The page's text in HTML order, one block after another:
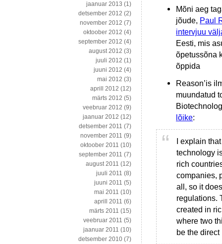
Mõni aeg
jõude, Paul
intervjuu
Eesti, mis
õpetussõna
õppida
Reason’is
muundatud
lõike:
I explain
technology
rich
companies,
all, so it
regulations.
created in
where two
be the
jaanuar 2013 (1)
detsember 2012 (2)
november 2012 (7)
oktoober 2012 (4)
september 2012 (4)
august 2012 (3)
juuli 2012 (1)
juuni 2012 (4)
mai 2012 (3)
aprill 2012 (12)
märts 2012 (5)
veebruar 2012 (9)
jaanuar 2012 (12)
detsember 2011 (7)
november 2011 (9)
oktoober 2011 (10)
september 2011 (7)
august 2011 (12)
juuli 2011 (8)
juuni 2011 (5)
mai 2011 (10)
aprill 2011 (6)
märts 2011 (15)
veebruar 2011 (5)
jaanuar 2011 (10)
detsember 2010 (7)